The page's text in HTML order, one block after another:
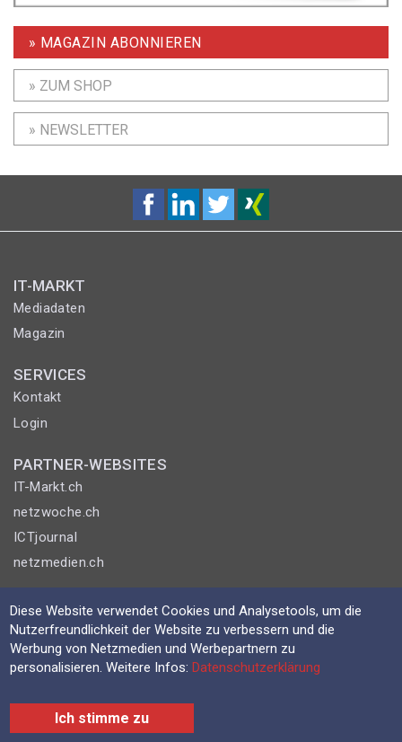
» MAGAZIN ABONNIEREN
» ZUM SHOP
» NEWSLETTER
IT-MARKT
Mediadaten
Magazin
SERVICES
Kontakt
Login
PARTNER-WEBSITES
IT-Markt.ch
netzwoche.ch
ICTjournal
netzmedien.ch
© NETZMEDIEN AG 2026
Impressum
AGB
Nutzungsbestimmungen
Datenschutzerklärung
Diese Website verwendet Cookies und Analysetools, um die
Nutzerfreundlichkeit der Website zu verbessern und die
Werbung von Netzmedien und Werbepartnern zu
personalisieren. Weitere Infos:Datenschutzerklärung
Ich stimme zu